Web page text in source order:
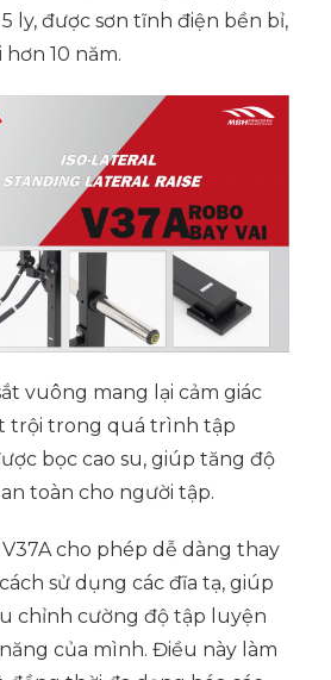
ly, được sơn tĩnh điện bền bỉ,
10 năm.
vuông mang lại cảm giác
trội trong quá trình tập
bọc cao su, giúp tăng độ
toàn cho người tập.
cho phép dễ dàng thay
sử dụng các đĩa tạ, giúp
chỉnh cường độ tập luyện
của mình. Điều này làm